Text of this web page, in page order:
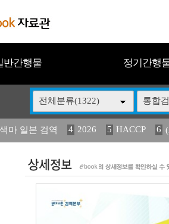
반간행물 정기간행
전체분류(1322) 통합
마 일본 검역 4 2026 5 HACCP 6
물 도감 13 媛 異 14 (2013년도) 식